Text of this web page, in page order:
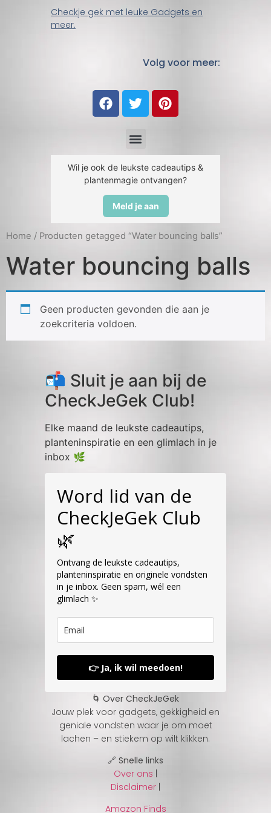
Checkje gek met leuke Gadgets en
meer.
Volg voor meer:
Wil je ook de leukste cadeautips &
plantenmagie ontvangen?
Meld je aan
Home / Producten getagged “Water bouncing balls”
Water bouncing balls
Geen producten gevonden die aan je
zoekcriteria voldoen.
📬 Sluit je aan bij de
CheckJeGek Club!
Elke maand de leukste cadeautips,
planteninspiratie en een glimlach in je
inbox 🌿
Word lid van de
CheckJeGek Club
🌿
Ontvang de leukste cadeautips,
planteninspiratie en originele vondsten
in je inbox. Geen spam, wél een
glimlach ✨
👉 Ja, ik wil meedoen!
🌀 Over CheckJeGek
Jouw plek voor gadgets, gekkigheid en
geniale vondsten waar je om moet
lachen – en stiekem op wilt klikken.
🔗 Snelle links
Over ons |
Disclaimer |
Amazon Finds